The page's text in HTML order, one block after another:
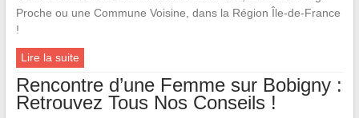
Proche ou une Commune Voisine, dans la Région Île-de-France
!
Lire la suite
Rencontre d’une Femme sur Bobigny :
Retrouvez Tous Nos Conseils !